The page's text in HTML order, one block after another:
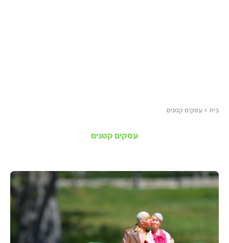
בית עסקים קטנים
עסקים קטנים